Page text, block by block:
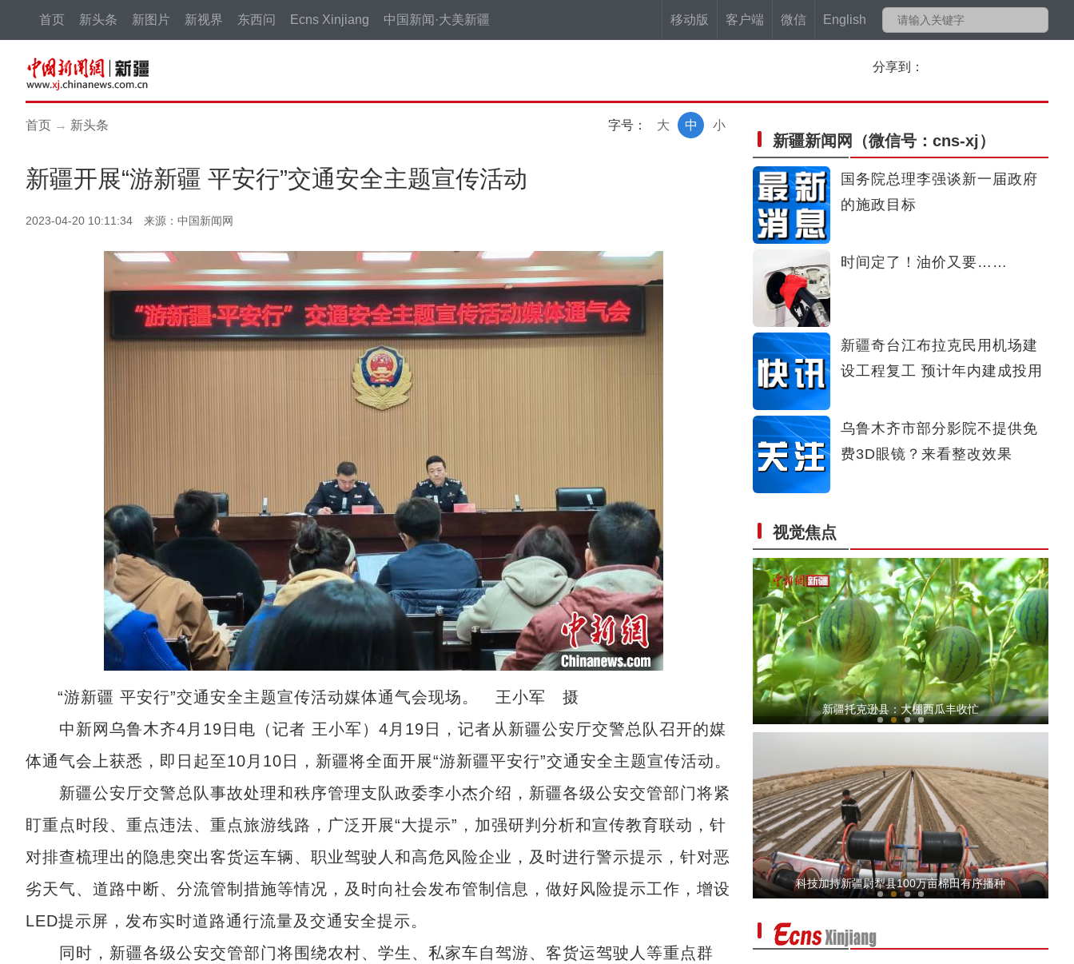
移动版 客户端 微信 English
首页 新头条 新图片 新视界 东西问 Ecns Xinjiang 中国新闻·大美新疆
分享到：
首页 → 新头条 字号： 小
中
大
新疆开展“游新疆 平安行”交通安全主题宣传活动
2023-04-20 10:11:34 来源：中国新闻网
“游新疆 平安行”交通安全主题宣传活动媒体通气会现场。 王小军 摄
中新网乌鲁木齐4月19日电（记者 王小军）4月19日，记者从新疆公安厅交警总队召开的媒
体通气会上获悉，即日起至10月10日，新疆将全面开展“游新疆平安行”交通安全主题宣传活动。
新疆公安厅交警总队事故处理和秩序管理支队政委李小杰介绍，新疆各级公安交管部门将紧
盯重点时段、重点违法、重点旅游线路，广泛开展“大提示”，加强研判分析和宣传教育联动，针
对排查梳理出的隐患突出客货运车辆、职业驾驶人和高危风险企业，及时进行警示提示，针对恶
劣天气、道路中断、分流管制措施等情况，及时向社会发布管制信息，做好风险提示工作，增设
LED提示屏，发布实时道路通行流量及交通安全提示。
同时，新疆各级公安交管部门将围绕农村、学生、私家车自驾游、客货运驾驶人等重点群
新疆新闻网 （微信号：cns-xj）
国务院总理李强谈新一届政府
的施政目标
时间定了！油价又要……
新疆奇台江布拉克民用机场建
设工程复工 预计年内建成投用
乌鲁木齐市部分影院不提供免
费3D眼镜？来看整改效果
视觉焦点
新疆阿勒泰：警犬找到遇险牛犊 民警迅速成功
实拍新疆兵团昆玉市八万余头牲畜春季“大迁
新疆托克逊县：大棚西瓜丰收忙
新疆库车：西梅花开春意浓 蜂蝶飞舞人欢笑
科技加持新疆尉犁县100万亩棉田有序播种